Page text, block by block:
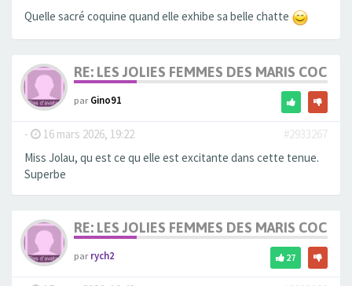
Quelle sacré coquine quand elle exhibe sa belle chatte
RE: LES JOLIES FEMMES DES MARIS COCUS
parGino91
- 16 mars 2026, 19:22
#2933267
Miss Jolau, qu est ce qu elle est excitante dans cette tenue.
Superbe
RE: LES JOLIES FEMMES DES MARIS COCUS
parrych2 27